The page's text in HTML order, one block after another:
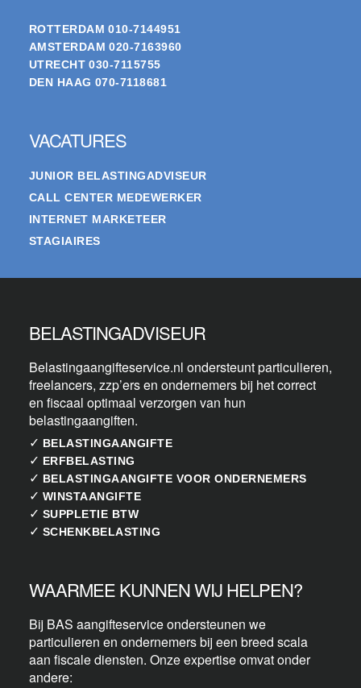
ROTTERDAM 010-7144951
AMSTERDAM 020-7163960
UTRECHT 030-7115755
DEN HAAG 070-7118681
VACATURES
JUNIOR BELASTINGADVISEUR
CALL CENTER MEDEWERKER
INTERNET MARKETEER
STAGIAIRES
BELASTINGADVISEUR
Belastingaangifteservice.nl ondersteunt particulieren,
freelancers, zzp’ers en ondernemers bij het correct
en fiscaal optimaal verzorgen van hun
belastingaangiften.
✓ BELASTINGAANGIFTE
✓ ERFBELASTING
✓ BELASTINGAANGIFTE VOOR ONDERNEMERS
✓ WINSTAANGIFTE
✓ SUPPLETIE BTW
✓ SCHENKBELASTING
WAARMEE KUNNEN WIJ HELPEN?
Bij BAS aangifteservice ondersteunen we
particulieren en ondernemers bij een breed scala
aan fiscale diensten. Onze expertise omvat onder
andere: